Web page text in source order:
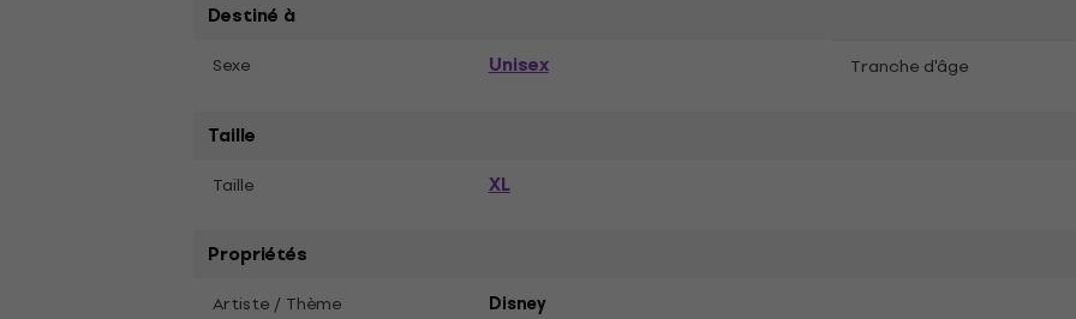
Destiné à
Sexe Unisex Tranche d'âge
Taille
Taille XL
Propriétés
Artiste / Thème Disney